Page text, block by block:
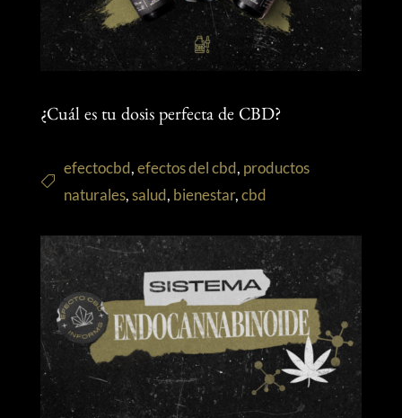
¿Cuál es tu dosis perfecta de CBD?
efectocbd,efectos del cbd, productos
naturales,salud, bienestar,cbd